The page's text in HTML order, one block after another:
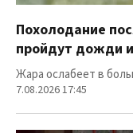
Похолодание
пройдут дожди
Жара ослабеет в
7.08.2026 17:45